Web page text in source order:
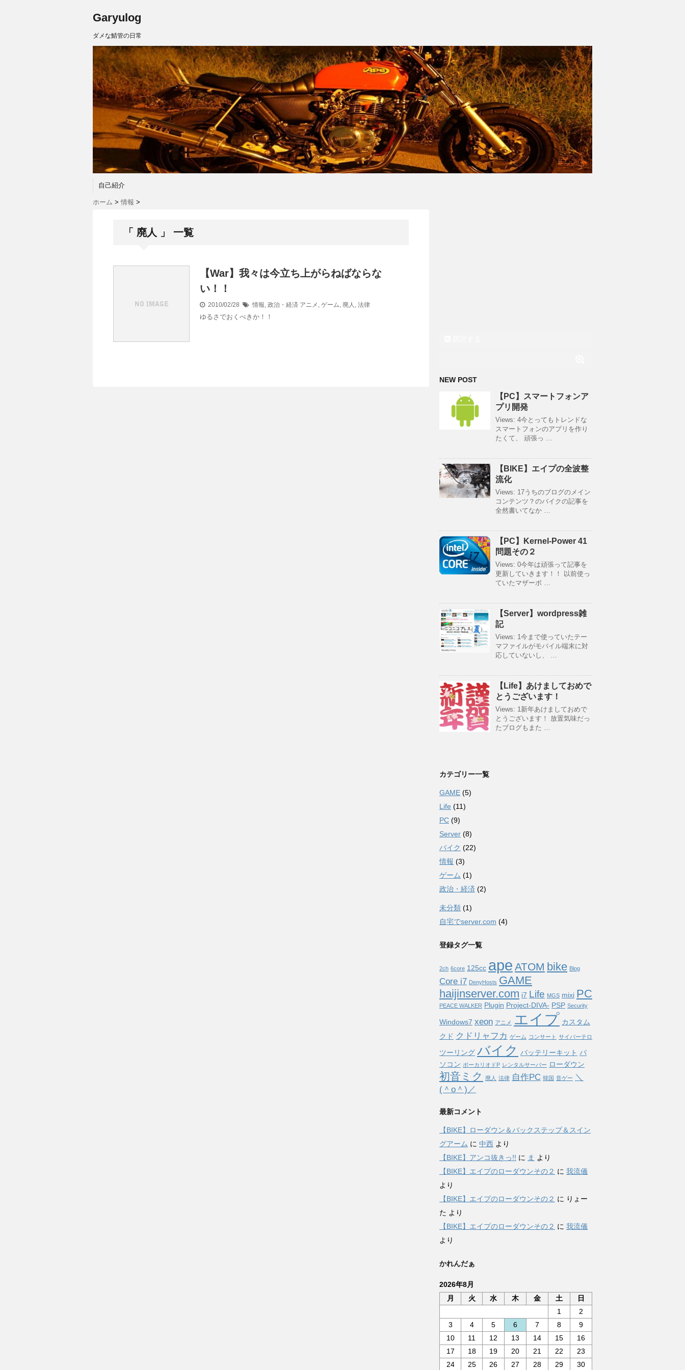
Garyulog
ダメな鯖管の日常
自己紹介
ホーム > 情報 >
「 廃人 」 一覧
【War】我々は今立ち上がらねばならな
い！！
2010/02/28 情報, 政治・経済 アニメ , ゲーム, 廃人 , 法律
ゆるさでおくべきか！！
NEW POST
【PC】スマートフォンア
プリ開発
Views: 4今とってもトレンドな
スマートフォンのアプリを作り
たくて、 頑張っ …
【BIKE】エイプの全波整
流化
Views: 17うちのブログのメイン
コンテンツ？のバイクの記事を
全然書いてなか …
【PC】Kernel-Power 41
問題その２
Views: 0今年は頑張って記事を
更新していきます！！ 以前使っ
ていたマザーボ …
【Server】wordpress雑
記
Views: 1今まで使っていたテー
マファイルがモバイル端末に対
応していないし、 …
【Life】あけましておめで
とうございます！
Views: 1新年あけましておめで
とうございます！ 放置気味だっ
たブログもまた …
カテゴリー一覧
GAME (5)
Life (11)
PC (9)
Server (8)
バイク (22)
情報 (3)
ゲーム (1)
政治・経済 (2)
未分類 (1)
自宅でserver.com (4)
登録タグ一覧
2ch 6core 125cc ape ATOM bike Blog
Core i7 DenyHosts GAME
haijinserver.com i7 Life MGS mixi PC
PEACE WALKER Plugin Project-DIVA- PSP Security
Windows7 xeon アニメ エイプ カスタム
クド クドリャフカ ゲーム コンサート サイバーテロ
ツーリング バイク バッテリーキット パ
ソコン ボーカリオドP レンタルサーバー ローダウン
初音ミク 廃人 法律 自作PC 韓国 音ゲー ＼
(＾o＾)／
最新コメント
【BIKE】ローダウン＆バックステップ＆スイン
グアーム に 中西 より
【BIKE】アンコ抜きっ!! に ま より
【BIKE】エイプのローダウンその２ に 我流儀
より
【BIKE】エイプのローダウンその２ に りょー
た より
【BIKE】エイプのローダウンその２ に 我流儀
より
かれんだぁ
2026年8月
月
火 水 木 金 土
日
1
2
3
4 5 6 7 8
9
10
11 12 13 14 15
16
17
18 19 20 21 22
23
24
25 26 27 28 29 30